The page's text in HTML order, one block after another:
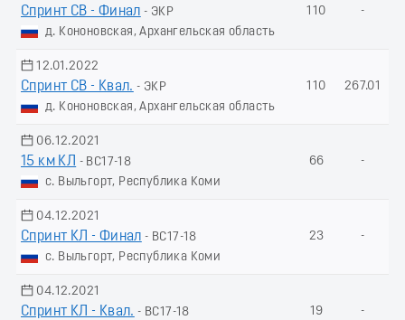
Спринт СВ - Финал - ЭКР
д. Кононовская, Архангельская область
110 -
12.01.2022
Спринт СВ - Квал. - ЭКР
д. Кононовская, Архангельская область
110 267.01
06.12.2021
15 км КЛ
- ВС17-18
с. Выльгорт, Республика Коми
66 -
04.12.2021
Спринт КЛ - Финал - ВС17-18
с. Выльгорт, Республика Коми
23 -
04.12.2021
Спринт КЛ - Квал. - ВС17-18
19 -